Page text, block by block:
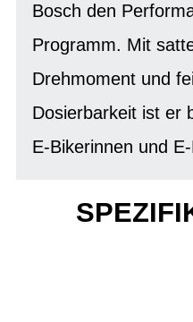
Bosch den
Programm. Mit
Drehmoment und
Dosierbarkeit ist er
E-Bikerinnen und